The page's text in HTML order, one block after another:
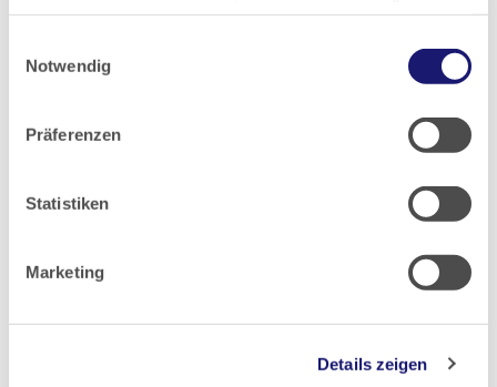
haben oder die sie im Rahmen Ihrer Nutzung der Dienste
Notwendig
Präferenzen
Statistiken
Marketing
Details zeigen
der 120-stündige Qualifizierungslehrgang „Neurologie und
angeboten. Die von der Bundesärztekammer 2018
Medizinische Fachangestellte